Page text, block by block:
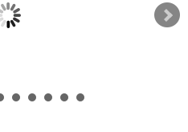
Param�dico Lifestyle Zero